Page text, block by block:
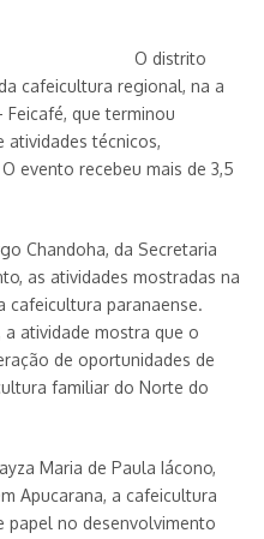
O distrito
cafeicultura regional, na a
Feicafé, que terminou
atividades técnicos,
evento recebeu mais de 3,5
Chandoha, da Secretaria
as atividades mostradas na
cafeicultura paranaense.
atividade mostra que o
de oportunidades de
familiar do Norte do
Maria de Paula Iácono,
Apucarana, a cafeicultura
papel no desenvolvimento